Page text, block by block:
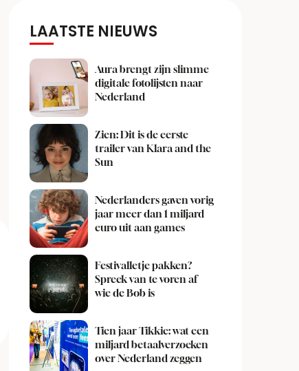
LAATSTE NIEUWS
Aura brengt zijn slimme
digitale fotolijsten naar
Nederland
Zien: Dit is de eerste
trailer van Klara and the
Sun
Nederlanders gaven vorig
jaar meer dan 1 miljard
euro uit aan games
Festivalletje pakken?
Spreek van te voren af
wie de Bob is
Tien jaar Tikkie: wat een
miljard betaalverzoeken
over Nederland zeggen